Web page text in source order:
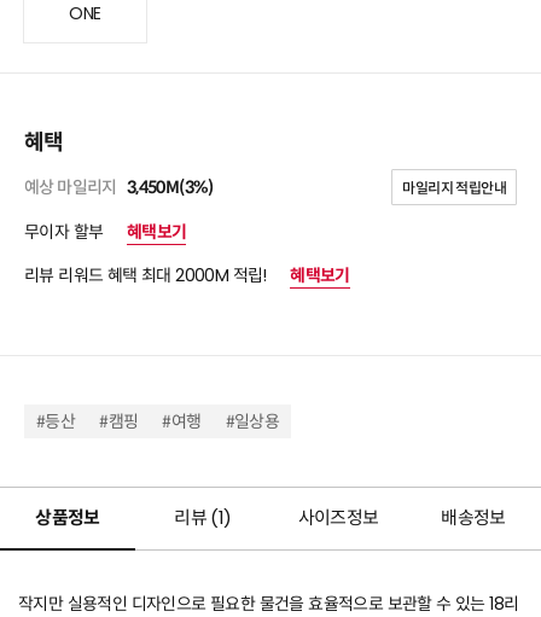
ONE
혜택
예상 마일리지 3,450M(3%) 마일리지 적립안내
무이자 할부
혜택보기
리뷰 리워드 혜택 최대 2000M 적립!
혜택보기
#등산 #캠핑 #여행 #일상용
상품정보 리뷰 (1) 사이즈정보 배송정보
작지만 실용적인 디자인으로 필요한 물건을 효율적으로 보관할 수 있는 18리